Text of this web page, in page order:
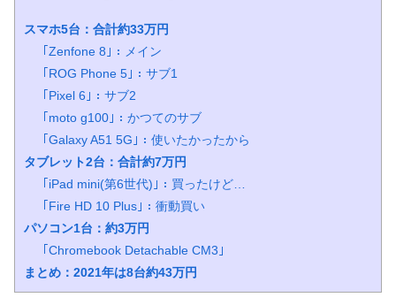
スマホ5台：合計約33万円
｢Zenfone 8｣：メイン
｢ROG Phone 5｣：サブ1
｢Pixel 6｣：サブ2
｢moto g100｣：かつてのサブ
｢Galaxy A51 5G｣：使いたかったから
タブレット2台：合計約7万円
｢iPad mini(第6世代)｣：買ったけど…
｢Fire HD 10 Plus｣：衝動買い
パソコン1台：約3万円
｢Chromebook Detachable CM3｣
まとめ：2021年は8台約43万円